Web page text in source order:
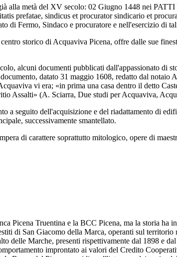
alla metà del XV secolo: 02 Giugno 1448 nei
prefatae, sindicus et procurator sindicario et
di Fermo, Sindaco e procuratore e nell'esercizio di
storico di Acquaviva Picena, offre dalle sue
alcuni documenti pubblicati dall'appassionato di
datato 31 maggio 1608, redatto dal
vi era; «in prima una casa dentro il detto
Assalti» (A. Sciarra, Due studi per Acquaviva,
a seguito dell'acquisizione e del riadattamento di
successivamente smantellato.
di carattere soprattutto mitologico, opere di
Picena Truentina e la BCC Picena, ma la storia
di San Giacomo della Marca, operanti sul
delle Marche, presenti rispettivamente dal 1898 e
improntato ai valori del Credito